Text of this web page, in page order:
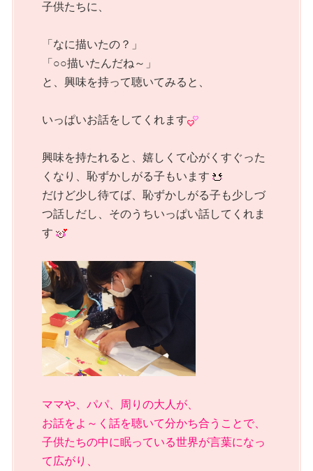
子供たちに、
「なに描いたの？」
「○○描いたんだね～」
と、興味を持って聴いてみると、
いっぱいお話をしてくれます
興味を持たれると、嬉しくて心がくすぐった
くなり、恥ずかしがる子もいます
だけど少し待てば、恥ずかしがる子も少しづ
つ話しだし、そのうちいっぱい話してくれま
す
ママや、パパ、周りの大人が、
お話をよ～く話を聴いて分かち合うことで、
子供たちの中に眠っている世界が言葉になっ
て広がり、